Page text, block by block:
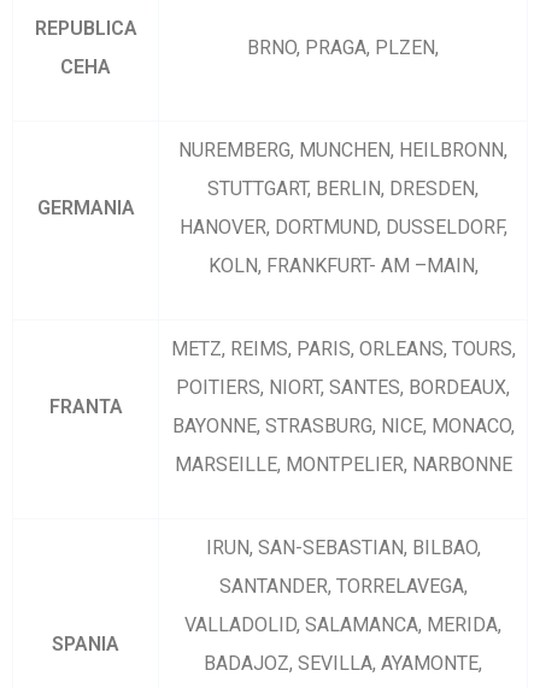
REPUBLICA
CEHA
BRNO, PRAGA, PLZEN,
GERMANIA
NUREMBERG, MUNCHEN, HEILBRONN,
STUTTGART, BERLIN, DRESDEN,
HANOVER, DORTMUND, DUSSELDORF,
KOLN, FRANKFURT- AM –MAIN,
FRANTA
METZ, REIMS, PARIS, ORLEANS, TOURS,
POITIERS, NIORT, SANTES, BORDEAUX,
BAYONNE, STRASBURG, NICE, MONACO,
MARSEILLE, MONTPELIER, NARBONNE
SPANIA
IRUN, SAN-SEBASTIAN, BILBAO,
SANTANDER, TORRELAVEGA,
VALLADOLID, SALAMANCA, MERIDA,
BADAJOZ, SEVILLA, AYAMONTE,